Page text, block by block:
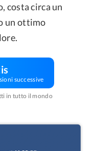
costa circa un
un ottimo
successive
in tutto il mondo